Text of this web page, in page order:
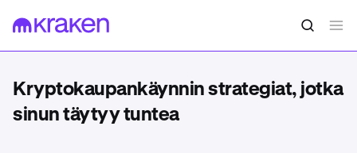
Kryptokaupankäynnin strategiat, jotka
sinun täytyy tuntea